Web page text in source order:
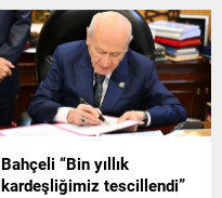
Güvenlik Kurulu toplantısı
öncesinde gerçekleştirildi.
Bahçeli “Bin yıllık
kardeşliğimiz tescillendi”